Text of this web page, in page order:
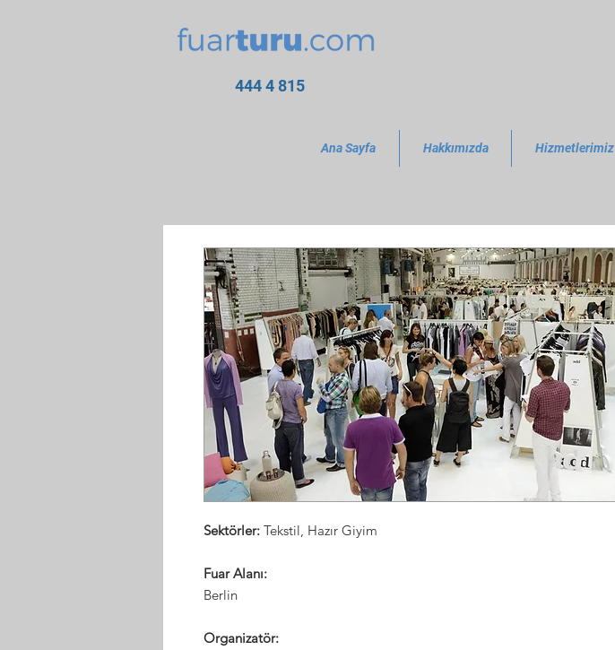
444 4 815
Ana Sayfa Hakkımızda Hizmetlerimiz
Sektörler: Tekstil, Hazır Giyim
Fuar Alanı:
Berlin
Organizatör: